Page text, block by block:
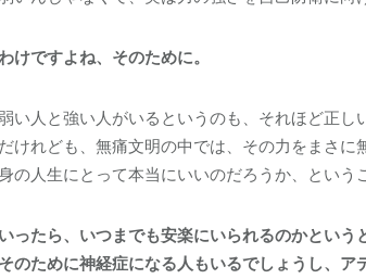
ですよね、そのために。
い人と強い人がいるというのも、それほど正
けれども、無痛文明の中では、その力をまさ
の人生にとって本当にいいのだろうか、という
ったら、いつまでも安楽にいられるのかとい
のために神経症になる人もいるでしょうし、